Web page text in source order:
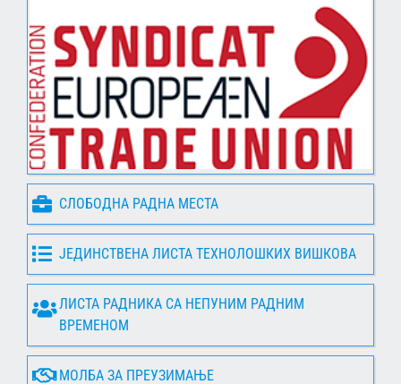
СЛОБОДНА РАДНА МЕСТА
ЈЕДИНСТВЕНА ЛИСТА ТЕХНОЛОШКИХ ВИШКОВА
ЛИСТА РАДНИКА СА НЕПУНИМ РАДНИМ
ВРЕМЕНОМ
МОЛБА ЗА ПРЕУЗИМАЊЕ